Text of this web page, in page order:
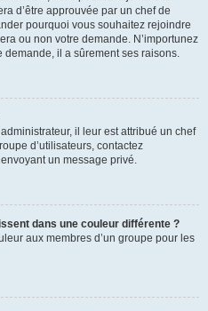
d’être approuvée par un chef de
pourquoi vous souhaitez rejoindre
ou non votre demande. N’importunez
demande, il a sûrement ses raisons.
il leur est attribué un chef
d’utilisateurs, contactez
un message privé.
dans une couleur différente ?
aux membres d’un groupe pour les